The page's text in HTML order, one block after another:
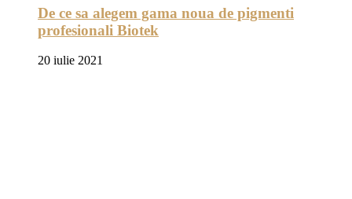
De ce sa alegem gama noua de pigmenti
profesionali Biotek
20 iulie 2021